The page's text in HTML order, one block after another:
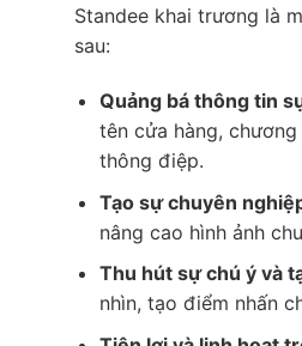
Standee khai trương là
sau:
Quảng bá thông tin
tên cửa hàng,
thông điệp.
Tạo sự chuyên
nâng cao hình ảnh
Thu hút sự chú ý và
nhìn, tạo điểm nhấn